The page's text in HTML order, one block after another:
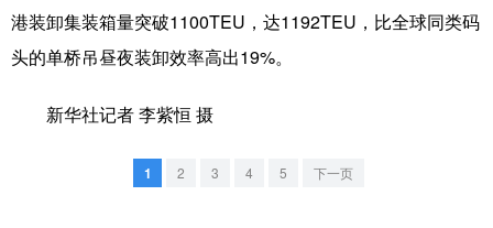
地方频道
北京 天津
港装卸集装箱量突破1100TEU，达1192TEU，比全球同类码
头的单桥吊昼夜装卸效率高出19%。
新华社记者 李紫恒 摄
1 2 3 4 5 下一页